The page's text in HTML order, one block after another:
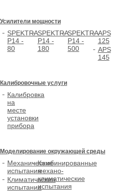
Усилители мощности
SPEKTRA
P14 -
80
SPEKTRA
P14 -
180
SPEKTRA
P14 -
500
APS
125
APS
145
Калибровочные услуги
Калибровка
на
месте
установки
прибора
Моделирование окружающей среды
Механические
испытания
Климатические
испытания
Комбинированные
механо-
климатические
испытания